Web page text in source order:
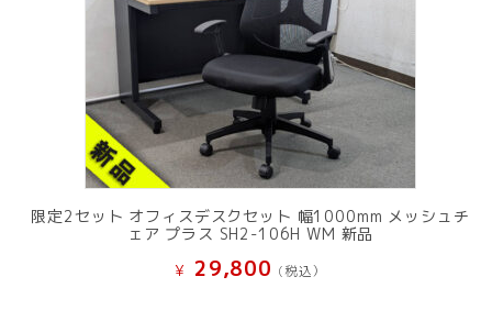
限定2セット オフィスデスクセット 幅1000mm メッシュチ
ェア プラス SH2-106H WM 新品
¥ 29,800 (税込）